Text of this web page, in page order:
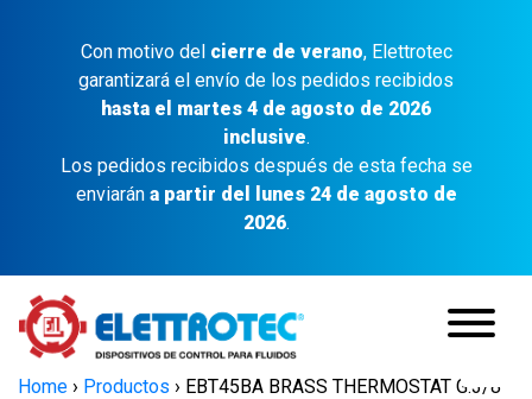
Con motivo del cierre de verano, Elettrotec
garantizará el envío de los pedidos recibidos
hasta el martes 4 de agosto de 2026
inclusive.
Los pedidos recibidos después de esta fecha se
enviarán a partir del lunes 24 de agosto de
2026.
Home › Productos › EBT45BA BRASS THERMOSTAT G.3/8″